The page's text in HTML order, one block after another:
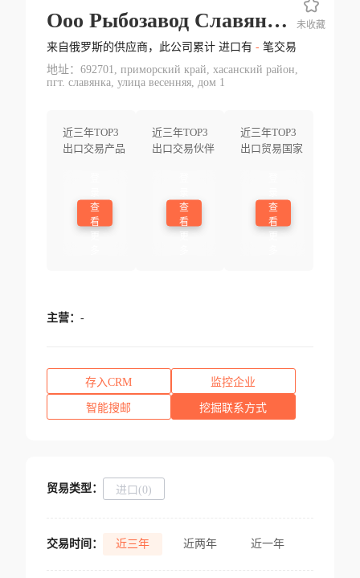
Ооо Рыбозавод Славянка
来自俄罗斯的供应商，此公司累计 进口有 -笔交易
地址：692701, приморский край, хасанский район,
пгт. славянка, улица весенняя, дом 1
近三年TOP3
出口交易产品
查
看
近三年TOP3
出口交易伙伴
查
看
近三年TOP3
出口贸易国家
查
看
未收藏
主营： -
存入CRM 监控企业
智能搜邮 挖掘联系方式
贸易类型： 进口(0)
交易时间： 近三年 近两年 近一年